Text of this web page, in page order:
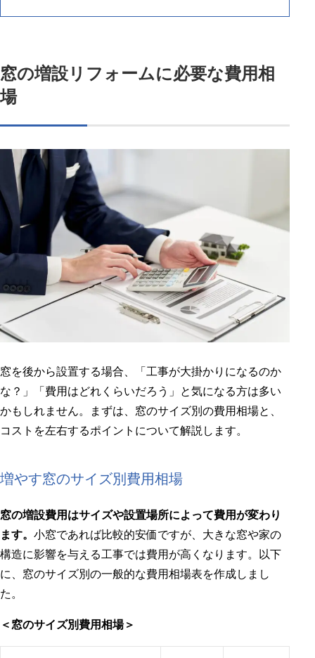
窓の増設リフォームに必要な費用相
場
窓を後から設置する場合、「工事が大掛かりになるのか
な？」「費用はどれくらいだろう」と気になる方は多い
かもしれません。まずは、窓のサイズ別の費用相場と、
コストを左右するポイントについて解説します。
増やす窓のサイズ別費用相場
窓の増設費用はサイズや設置場所によって費用が変わり
ます。 小窓であれば比較的安価ですが、大きな窓や家の
構造に影響を与える工事では費用が高くなります。以下
に、窓のサイズ別の一般的な費用相場表を作成しまし
た。
＜窓のサイズ別費用相場＞